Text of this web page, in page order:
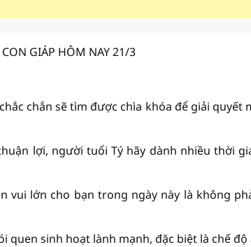
GIÁP HÔM NAY 21/3
chắn sẽ tìm được chìa khóa để giải
lợi, người tuổi Tý hãy dành nhiều thời
vui lớn cho bạn trong ngày này là không
quen sinh hoạt lành mạnh, đặc biệt là chế